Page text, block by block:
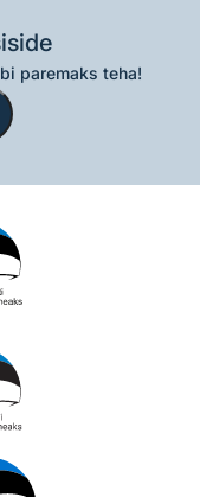
paremaks teha!